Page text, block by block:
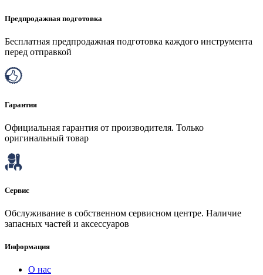
Предпродажная подготовка
Бесплатная предпродажная подготовка каждого инструмента
перед отправкой
Гарантия
Официальная гарантия от производителя. Только
оригинальный товар
Сервис
Обслуживание в собственном сервисном центре. Наличие
запасных частей и аксессуаров
Информация
О нас